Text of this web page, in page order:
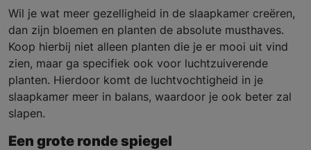
Wil je wat meer gezelligheid in de slaapkamer creëren,
dan zijn bloemen en planten de absolute musthaves.
Koop hierbij niet alleen planten die je er mooi uit vind
zien, maar ga specifiek ook voor luchtzuiverende
planten. Hierdoor komt de luchtvochtigheid in je
slaapkamer meer in balans, waardoor je ook beter zal
slapen.
Een grote ronde spiegel